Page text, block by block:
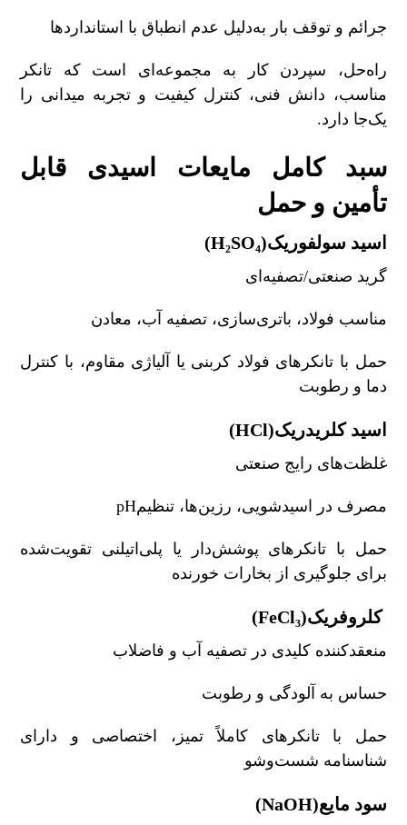
جرائم و توقف بار به‌دلیل عدم انطباق با استانداردها
راه‌حل، سپردن کار به مجموعه‌ای است که تانکر
مناسب، دانش فنی، کنترل کیفیت و تجربه میدانی را
یک‌جا دارد.
سبد کامل مایعات اسیدی قابل
تأمین و حمل
اسید سولفوریک(H₂SO₄)
گرید صنعتی/تصفیه‌ای
مناسب فولاد، باتری‌سازی، تصفیه آب، معادن
حمل با تانکرهای فولاد کربنی یا آلیاژی مقاوم، با کنترل
دما و رطوبت
اسید کلریدریک(HCl)
غلظت‌های رایج صنعتی
مصرف در اسیدشویی، رزین‌ها، تنظیمpH
حمل با تانکرهای پوشش‌دار یا پلی‌اتیلنی تقویت‌شده
برای جلوگیری از بخارات خورنده
کلروفریک(FeCl₃)
منعقدکننده کلیدی در تصفیه آب و فاضلاب
حساس به آلودگی و رطوبت
حمل با تانکرهای کاملاً تمیز، اختصاصی و دارای
شناسنامه شست‌وشو
سود مایع(NaOH)